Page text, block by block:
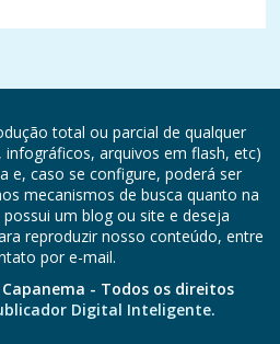
total ou parcial de qualquer
arquivos em flash, etc)
e, caso se configure, poderá ser
mecanismos de busca quanto na
um blog ou site e deseja
reproduzir nosso conteúdo, entre
por e-mail.
- Todos os direitos
Digital Inteligente.